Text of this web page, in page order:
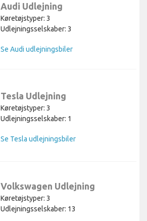
Audi Udlejning
Køretøjstyper: 3
Udlejningsselskaber: 3
Se Audi udlejningsbiler
Tesla Udlejning
Køretøjstyper: 3
Udlejningsselskaber: 1
Se Tesla udlejningsbiler
Volkswagen Udlejning
Køretøjstyper: 3
Udlejningsselskaber: 13